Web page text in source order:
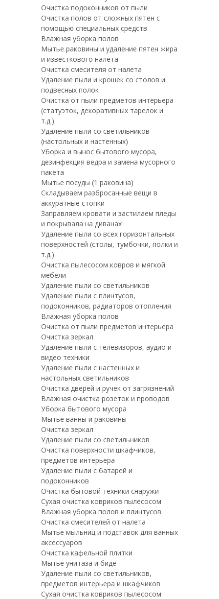
Очистка подоконников от пыли
Очистка полов от сложных пятен с
помощью специальных средств
Влажная уборка полов
Мытье раковины и удаление пятен жира
и известкового налета
Очистка смесителя от налета
Удаление пыли и крошек со столов и
подвесных полок
Очистка от пыли предметов интерьера
(статуэток, декоративных тарелок и
т.д.)
Удаление пыли со светильников
(настольных и настенных)
Уборка и вынос бытового мусора,
дезинфекция ведра и замена мусорного
пакета
Мытье посуды (1 раковина)
Складываем разбросанные вещи в
аккуратные стопки
Заправляем кровати и застилаем пледы
и покрывала на диванах
Удаление пыли со всех горизонтальных
поверхностей (столы, тумбочки, полки и
т.д.)
Очистка пылесосом ковров и мягкой
мебели
Удаление пыли со светильников
Удаление пыли с плинтусов,
подоконников, радиаторов отопления
Влажная уборка полов
Очистка от пыли предметов интерьера
Очистка зеркал
Удаление пыли с телевизоров, аудио и
видео техники
Удаление пыли с настенных и
настольных светильников
Очистка дверей и ручек от загрязнений
Влажная очистка розеток и проводов
Уборка бытового мусора
Мытье ванны и раковины
Очистка зеркал
Удаление пыли со светильников
Очистка поверхности шкафчиков,
предметов интерьера
Удаление пыли с батарей и
подоконников
Очистка бытовой техники снаружи
Сухая очистка ковриков пылесосом
Влажная уборка полов и плинтусов
Очистка смесителей от налета
Мытье мыльниц и подставок для ванных
аксессуаров
Очистка кафельной плитки
Мытье унитаза и биде
Удаление пыли со светильников,
предметов интерьера и шкафчиков
Сухая очистка ковриков пылесосом